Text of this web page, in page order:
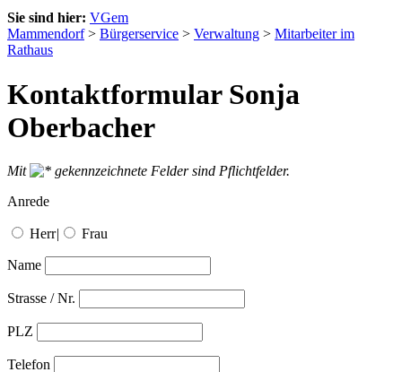
Sie sind hier: VGem
Mammendorf> Bürgerservice > Verwaltung > Mitarbeiter im
Rathaus
Kontaktformular Sonja
Oberbacher
Mit
gekennzeichnete Felder sind Pflichtfelder.
Anrede
Herr| Frau
Name
Strasse / Nr.
PLZ
Telefon